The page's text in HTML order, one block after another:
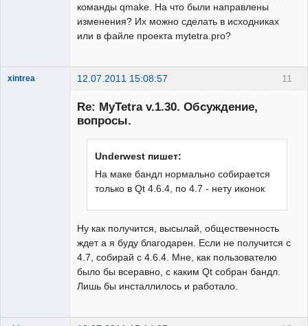
команды qmake. На что были направлены
изменения? Их можно сделать в исходниках
или в файле проекта mytetra.pro?
11
xintrea 12.07.2011 15:08:57
Re: MyTetra v.1.30. Обсуждение,
вопросы.
Underwest пишет:
На маке бандл нормально собирается
только в Qt 4.6.4, по 4.7 - нету иконок
Ну как получится, высылай, общественность
ждет а я буду благодарен. Если не получится с
4.7, собирай с 4.6.4. Мне, как пользователю
было бы всеравно, с каким Qt собран бандл.
Лишь бы инсталлилось и работало.